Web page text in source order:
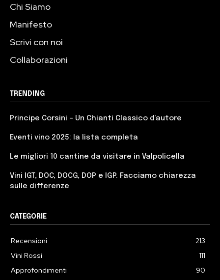
Chi Siamo
Manifesto
Scrivi con noi
Collaborazioni
TRENDING
Principe Corsini – Un Chianti Classico d’autore
Eventi vino 2025: la lista completa
Le migliori 10 cantine da visitare in Valpolicella
Vini IGT, DOC, DOCG, DOP e IGP. Facciamo chiarezza
sulle differenze
CATEGORIE
Recensioni
213
Vini Rossi
111
Approfondimenti
90